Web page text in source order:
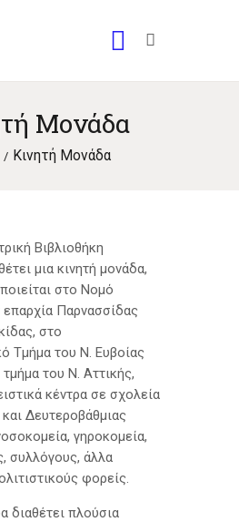
Μονάδα
Κινητή Μονάδα
Βιβλιοθήκη
μια κινητή μονάδα,
στο Νομό
επαρχία Παρνασσίδας
στο
Τμήμα του Ν. Ευβοίας
του Ν. Αττικής,
κέντρα σε σχολεία
Δευτεροβάθμιας
γηροκομεία,
συλλόγους, άλλα
φορείς.
διαθέτει πλούσια